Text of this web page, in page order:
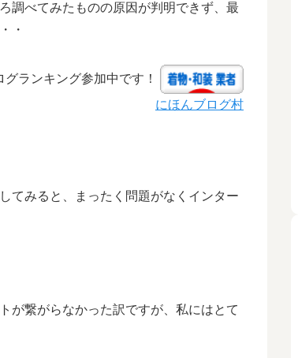
調べてみたものの原因が判明できず、最
・
グランキング参加中です！
にほんブログ村
てみると、まったく問題がなくインター
が繋がらなかった訳ですが、私にはとて